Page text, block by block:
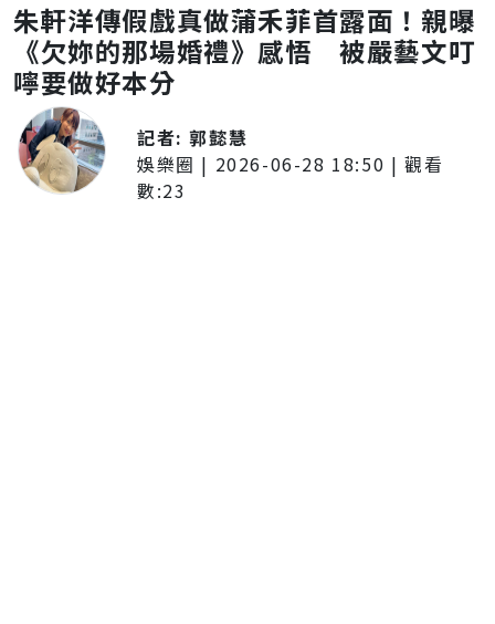
朱軒洋傳假戲真做蒲禾菲首露面！親曝
《欠妳的那場婚禮》感悟 被嚴藝文叮
嚀要做好本分
記者:郭懿慧
娛樂圈 | 2026-06-28 18:50 | 觀看
數:23